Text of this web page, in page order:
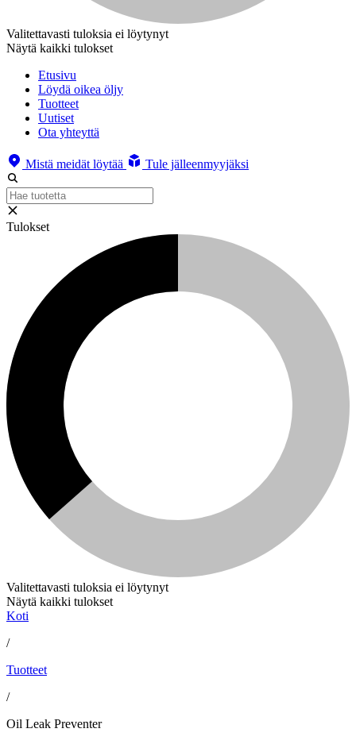
Valitettavasti tuloksia ei löytynyt
Näytä kaikki tulokset
Etusivu
Löydä oikea öljy
Tuotteet
Uutiset
Ota yhteyttä
Mistä meidät löytää Tule jälleenmyyjäksi
Tulokset
Valitettavasti tuloksia ei löytynyt
Näytä kaikki tulokset
Koti
/
Tuotteet
/
Oil Leak Preventer